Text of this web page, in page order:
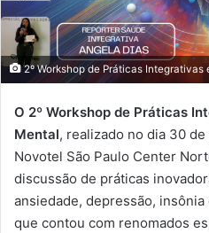
2º Workshop de Práticas Integrativas
O 2º Workshop de Práticas
Mental, realizado no dia 30
Novotel São Paulo Center
discussão de práticas
ansiedade, depressão,
que contou com renomados